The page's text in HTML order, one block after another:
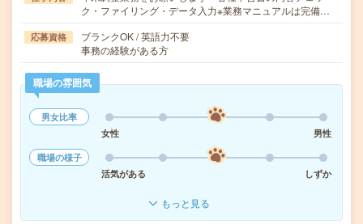
ク・ファイリング・データ入力※業務マニュアルは完備…
応募資格
ブランクOK / 英語力不要
事務の経験がある方
職場の雰囲気
男女比率
女性
男性
職場の様子
活気がある
しずか
もっと見る